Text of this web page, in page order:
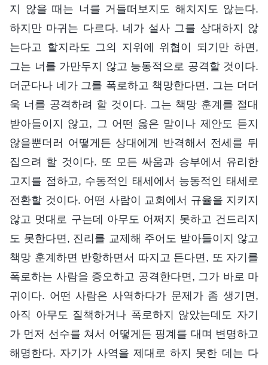
지 않을 때는 너를 거들떠보지도 해치지도 않는다.
하지만 마귀는 다르다. 네가 설사 그를 상대하지 않
는다고 할지라도 그의 지위에 위협이 되기만 하면,
그는 너를 가만두지 않고 능동적으로 공격할 것이다.
더군다나 네가 그를 폭로하고 책망한다면, 그는 더더
욱 너를 공격하려 할 것이다. 그는 책망 훈계를 절대
받아들이지 않고, 그 어떤 옳은 말이나 제안도 듣지
않을뿐더러 어떻게든 상대에게 반격해서 전세를 뒤
집으려 할 것이다. 또 모든 싸움과 승부에서 유리한
고지를 점하고, 수동적인 태세에서 능동적인 태세로
전환할 것이다. 어떤 사람이 교회에서 규율을 지키지
않고 멋대로 구는데 아무도 어쩌지 못하고 건드리지
도 못한다면, 진리를 교제해 주어도 받아들이지 않고
책망 훈계하면 반항하면서 따지고 든다면, 또 자기를
폭로하는 사람을 증오하고 공격한다면, 그가 바로 마
귀이다. 어떤 사람은 사역하다가 문제가 좀 생기면,
아직 아무도 질책하거나 폭로하지 않았는데도 자기
가 먼저 선수를 쳐서 어떻게든 핑계를 대며 변명하고
해명한다. 자기가 사역을 제대로 하지 못한 데는 다